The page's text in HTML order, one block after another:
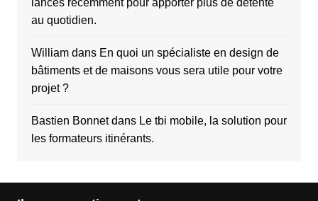
au quotidien.
Williamdans En quoi un spécialiste en design de
bâtiments et de maisons vous sera utile pour votre
projet ?
Bastien Bonnetdans Le tbi mobile, la solution pour
les formateurs itinérants.